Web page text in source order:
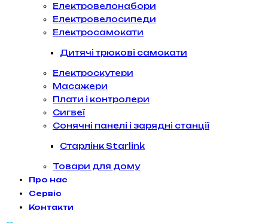
Електровелонабори
Електровелосипеди
Електросамокати
Дитячі трюкові самокати
Електроскутери
Масажери
Плати і контролери
Сигвеї
Сонячні панелі і зарядні станції
Старлінк Starlink
Товари для дому
Про нас
Сервіс
Контакти